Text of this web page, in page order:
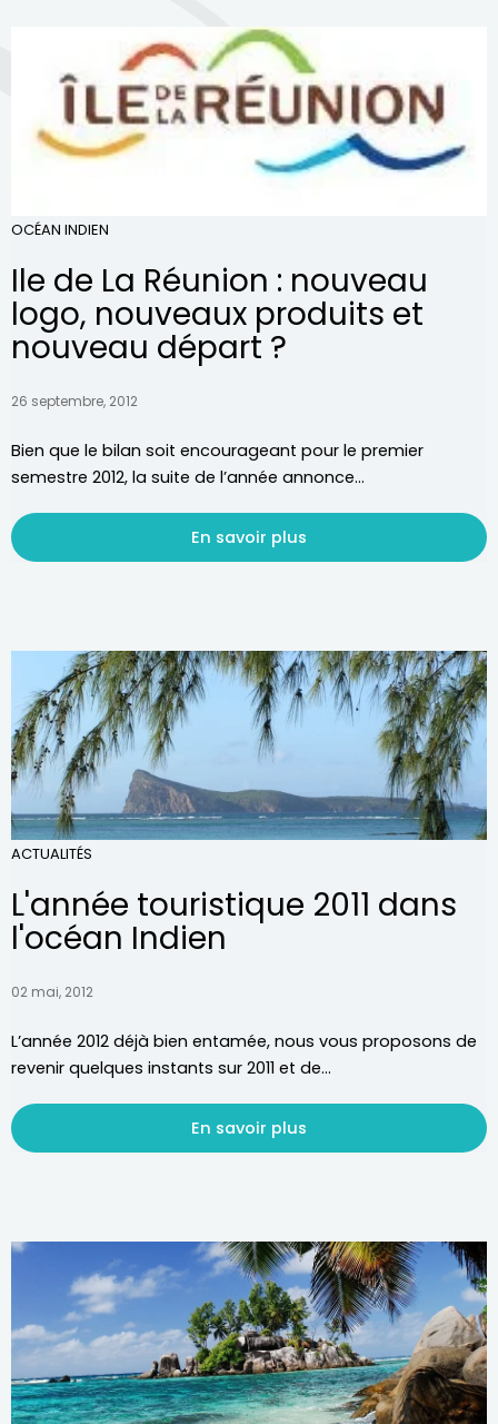
OCÉAN INDIEN
Ile de La Réunion : nouveau
logo, nouveaux produits et
nouveau départ ?
26 septembre, 2012
Bien que le bilan soit encourageant pour le premier
semestre 2012, la suite de l’année annonce...
En savoir plus
ACTUALITÉS
L'année touristique 2011 dans
l'océan Indien
02 mai, 2012
L’année 2012 déjà bien entamée, nous vous proposons de
revenir quelques instants sur 2011 et de...
En savoir plus